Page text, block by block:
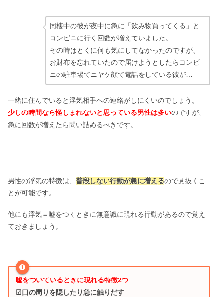
同棲中の彼が夜中に急に「飲み物買ってくる」と
コンビニに行く回数が増えていました。
その時はとくに何も気にしてなかったのですが、
お財布を忘れていたので届けようとしたらコンビ
ニの駐車場でニヤケ顔で電話をしている彼が…
一緒に住んでいると浮気相手への連絡がしにくいのでしょう。
少しの時間なら怪しまれないと思っている男性は多いのですが、
急に回数が増えたら問い詰めるべきです。
男性の浮気の特徴は、 普段しない行動が急に増えるので見抜くこ
とが可能です。
他にも浮気＝嘘をつくときに無意識に現れる行動があるので覚え
ておきましょう。
嘘をついているときに現れる特徴2つ
☑口の周りを隠したり急に触りだす